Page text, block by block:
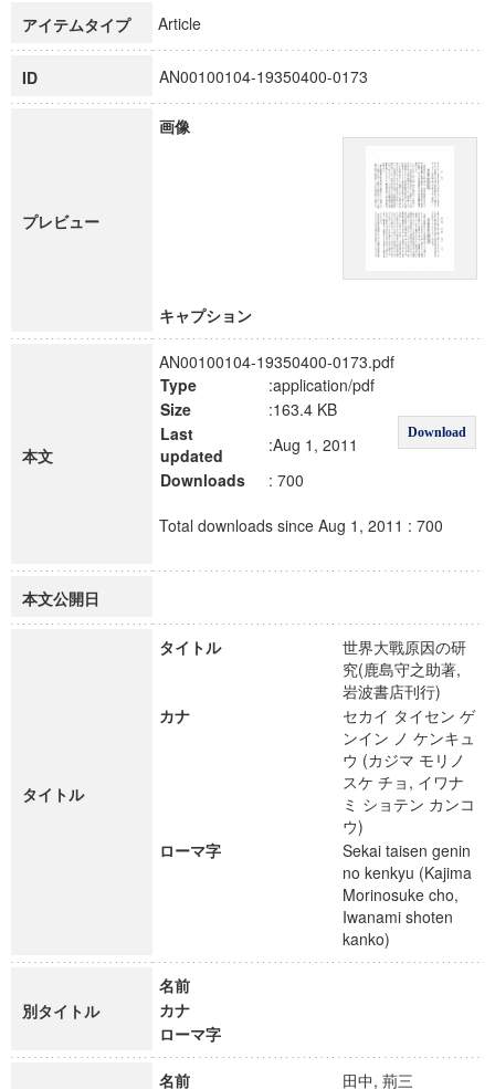
博士課程教育リーディングプログラム「超成熟社会発展のサ
アイテムタイプ Article
ID AN00100104-19350400-0173
プレビュー
画像
キャプション
本文
AN00100104-19350400-0173.pdf
Type
:application/pdf
Download
Size
:163.4 KB
Last
updated
:Aug 1, 2011
Downloads
: 700
Total downloads since Aug 1, 2011 : 700
本文公開日
タイトル
タイトル
世界大戰原因の研
究(鹿島守之助著,
岩波書店刊行)
カナ
セカイ タイセン ゲ
ンイン ノ ケンキュ
ウ (カジマ モリノ
スケ チョ, イワナ
ミ ショテン カンコ
ウ)
ローマ字
Sekai taisen genin
no kenkyu (Kajima
Morinosuke cho,
Iwanami shoten
kanko)
別タイトル
名前
カナ
ローマ字
名前 田中, 荊三